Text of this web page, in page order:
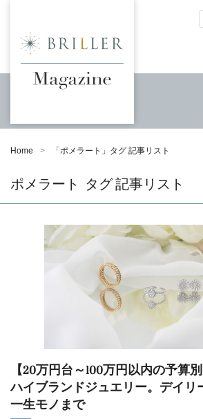
Home 「 ポメラート 」タグ 記事リスト
ポメラート タグ 記事リスト
【20万円台～100万円以内の予算
ハイブランドジュエリー。デイ
一生モノまで